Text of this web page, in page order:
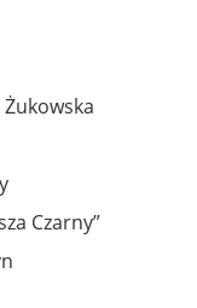
Czarny”